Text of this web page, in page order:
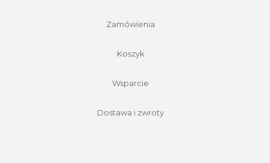
Zamówienia
Koszyk
Wsparcie
Dostawa i zwroty